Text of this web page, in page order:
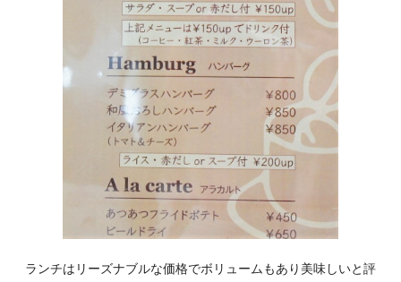
ランチはリーズナブルな価格でボリュームもあり美味しいと評